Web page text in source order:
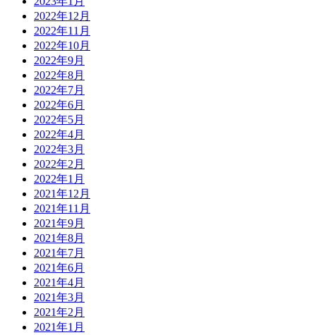
2022年12月
2022年11月
2022年10月
2022年9月
2022年8月
2022年7月
2022年6月
2022年5月
2022年4月
2022年3月
2022年2月
2022年1月
2021年12月
2021年11月
2021年9月
2021年8月
2021年7月
2021年6月
2021年4月
2021年3月
2021年2月
2021年1月